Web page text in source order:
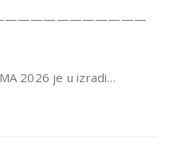
2026 je u izradi…